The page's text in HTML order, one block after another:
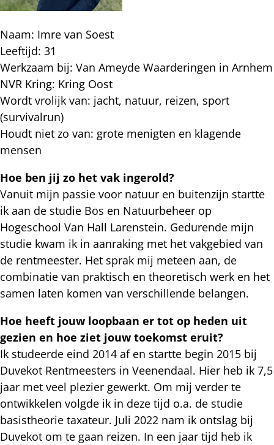
Naam: Imre van Soest
Leeftijd: 31
Werkzaam bij: Van Ameyde Waarderingen in Arnhem
NVR Kring: Kring Oost
Wordt vrolijk van: jacht, natuur, reizen, sport
(survivalrun)
Houdt niet zo van: grote menigten en klagende
mensen
Hoe ben jij zo het vak ingerold?
Vanuit mijn passie voor natuur en buitenzijn startte
ik aan de studie Bos en Natuurbeheer op
Hogeschool Van Hall Larenstein. Gedurende mijn
studie kwam ik in aanraking met het vakgebied van
de rentmeester. Het sprak mij meteen aan, de
combinatie van praktisch en theoretisch werk en het
samen laten komen van verschillende belangen.
Hoe heeft jouw loopbaan er tot op heden uit
gezien en hoe ziet jouw toekomst eruit?
Ik studeerde eind 2014 af en startte begin 2015 bij
Duvekot Rentmeesters in Veenendaal. Hier heb ik 7,5
jaar met veel plezier gewerkt. Om mij verder te
ontwikkelen volgde ik in deze tijd o.a. de studie
basistheorie taxateur. Juli 2022 nam ik ontslag bij
Duvekot om te gaan reizen. In een jaar tijd heb ik